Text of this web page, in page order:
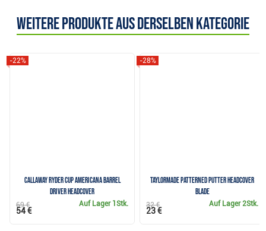
Weitere Produkte aus derselben Kategorie
Callaway Ryder Cup Americana Barrel
Driver Headcover
-22%
Auf Lager 1Stk.
69 €
54 €
TaylorMade Patterned Putter Headcover
Blade
-28%
Auf Lager 2Stk.
32 €
23 €